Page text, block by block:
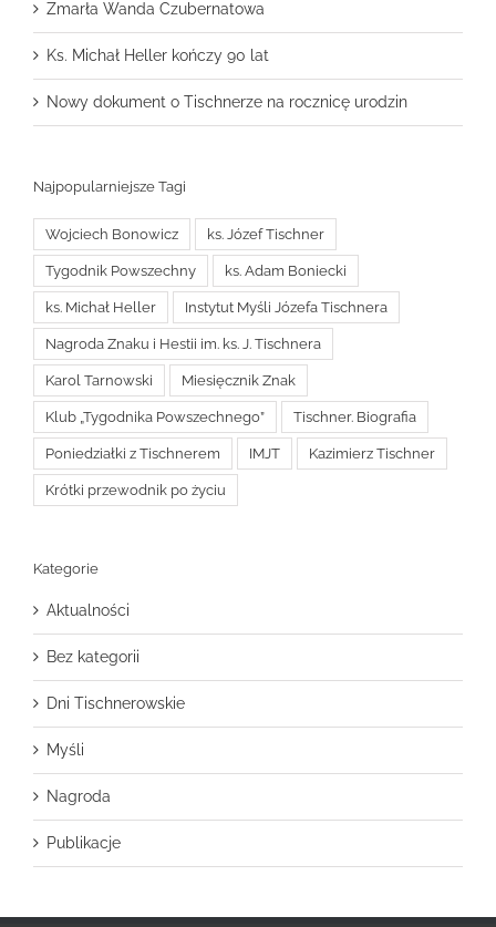
Zmarła Wanda Czubernatowa
Ks. Michał Heller kończy 90 lat
Nowy dokument o Tischnerze na rocznicę urodzin
Najpopularniejsze Tagi
Wojciech Bonowicz ks. Józef Tischner
Tygodnik Powszechny ks. Adam Boniecki
ks. Michał Heller Instytut Myśli Józefa Tischnera
Nagroda Znaku i Hestii im. ks. J. Tischnera
Karol Tarnowski Miesięcznik Znak
Klub „Tygodnika Powszechnego” Tischner. Biografia
Poniedziałki z Tischnerem IMJT Kazimierz Tischner
Krótki przewodnik po życiu
Kategorie
Aktualności
Bez kategorii
Dni Tischnerowskie
Myśli
Nagroda
Publikacje